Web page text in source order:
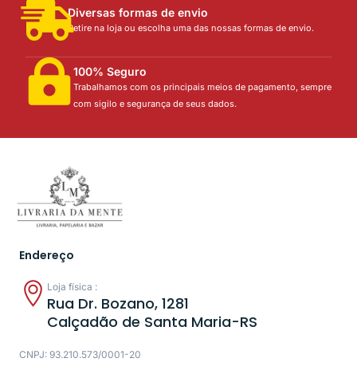
Diversas formas de envio
Retire na loja ou escolha uma das nossas formas de envio.
100% Seguro
Trabalhamos com os principais meios de pagamento, sempre
com sigilo e segurança de seus dados.
Endereço
Loja física :
Rua Dr. Bozano, 1281
Calçadão de Santa Maria-RS
CNPJ: 93.210.573/0001-20